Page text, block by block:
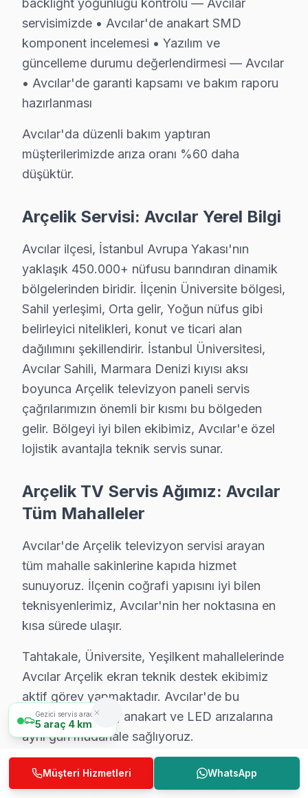
Telefon: 0850 811 14 36
• Avcılar'de WhatsApp üzerinden de destek
• Avcılar genelinde aynı gün Arçelik televizyon servisi
• Avcılar'ye belirlenen saatte Arçelik uzmanı
Avcılar Yerinde Servis Detayları: Avcılar'de Arçelik
Sizi bilgilendirelim. 0850 811 14 36
Avcılar Arçelik Televizyon Servisi İçin
Avcılar Sektör Deneyimi: Avcılar ve çevre
Avcılar'de Profesyonel Garanti: Avcılar servisimizde
Arçelik Marka Eğitimi: Arçelik yetkili hizmet
Avcılar Referansları: Avcılar sakinlerinin tercih ettiği
Sizi bilgilendirelim. 0850 811 14 36
Uzman Arçelik Teknisyen Ekibimiz
Avcılar Arçelik Hizmet'in başarısı, Avcılar ekibimizin
• Avcılar'de Arçelik Yetkili Teknik hizmet
Avcılar teknisyenlerimiz Arçelik tarafından resmi
• Avcılar'de BGA ve SMD Lehimleme Uzmanlığı
Avcılar'de devre kartı onarımında BGA yeniden
Wi-Fi bağlantı sorunlarından fabrika ayarları
Her yıl marka sertifikasyon programlarına katılarak
» Ekibimiz, her servis işlemini sanatsal bir titizlikle
Avcılar'de televizyon servis ihtiyacınız için, güvenilir
Avcılar Arçelik servis Merkezi
Avcılar Arçelik uzman ekibimiz, Avcılar bölge
Avcılar'de Arçelik servis talebiniz için bizi
Avcılar'de Arçelik teknik destek hizmetimiz TV
Avcılar bu marka servis ekibi olarak, Avcılar'de
Avcılar Arçelik Servis Deneyimimiz:
2009'dan bu yana Avrupa Yakası'nda Arçelik
backlight yoğunluğu kontrolü — Avcılar
servisimizde • Avcılar'de anakart SMD
komponent incelemesi • Yazılım ve
güncelleme durumu değerlendirmesi — Avcılar
• Avcılar'de garanti kapsamı ve bakım raporu
hazırlanması
Avcılar'da düzenli bakım yaptıran
müşterilerimizde arıza oranı %60 daha
düşüktür.
Arçelik Servisi: Avcılar Yerel Bilgi
Avcılar ilçesi, İstanbul Avrupa Yakası'nın
yaklaşık 450.000+ nüfusu barındıran dinamik
bölgelerinden biridir. İlçenin Üniversite bölgesi,
Sahil yerleşimi, Orta gelir, Yoğun nüfus gibi
belirleyici nitelikleri, konut ve ticari alan
dağılımını şekillendirir. İstanbul Üniversitesi,
Avcılar Sahili, Marmara Denizi kıyısı aksı
boyunca Arçelik televizyon paneli servis
çağrılarımızın önemli bir kısmı bu bölgeden
gelir. Bölgeyi iyi bilen ekibimiz, Avcılar'e özel
lojistik avantajla teknik servis sunar.
Arçelik TV Servis Ağımız: Avcılar
Tüm Mahalleler
Avcılar'de Arçelik televizyon servisi arayan
tüm mahalle sakinlerine kapıda hizmet
sunuyoruz. İlçenin coğrafi yapısını iyi bilen
teknisyenlerimiz, Avcılar'nin her noktasına en
kısa sürede ulaşır.
Tahtakale, Üniversite, Yeşilkent mahallelerinde
Avcılar Arçelik ekran teknik destek ekibimiz
aktif görev yapmaktadır. Avcılar'de bu
bölgelerde panel, anakart ve LED arızalarına
aynı gün müdahale sağlıyoruz.
Ambarlı, Cihangir, Denizköşkler bölgelerinde
Avcılar yerleşik müşterilerimize Arçelik
Gezici servis aracımız
5 araç 4 km
Müşteri Hizmetleri WhatsApp